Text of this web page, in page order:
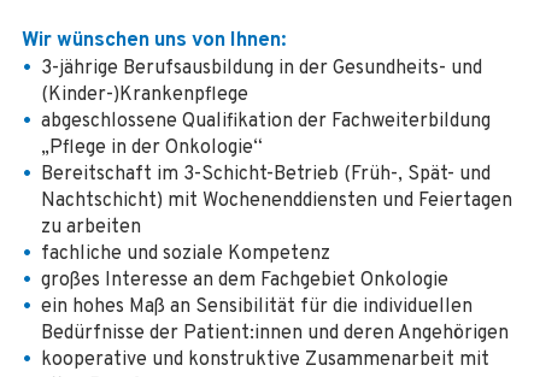
Wir wünschen uns von Ihnen:
3-jährige Berufsausbildung in der Gesundheits- und
(Kinder-)Krankenpflege
abgeschlossene Qualifikation der Fachweiterbildung
„Pflege in der Onkologie“
Bereitschaft im 3-Schicht-Betrieb (Früh-, Spät- und
Nachtschicht) mit Wochenenddiensten und Feiertagen
zu arbeiten
fachliche und soziale Kompetenz
großes Interesse an dem Fachgebiet Onkologie
ein hohes Maß an Sensibilität für die individuellen
Bedürfnisse der Patient:innen und deren Angehörigen
kooperative und konstruktive Zusammenarbeit mit